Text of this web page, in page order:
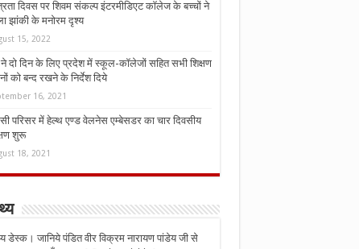
दिवस पर शिवम संकल्प इंटरमीडिएट कॉलेज के बच्चों ने
झांकी के मनोरम दृश्य
15, 2022
दो दिन के लिए प्रदेश में स्कूल-कॉलेजों सहित सभी शिक्षण
को बन्द रखने के निर्देश दिये
16, 2021
परिसर में हेल्थ एण्ड वेलनेस एम्बेसडर का चार दिवसीय
शुरू
18, 2021
डेस्क। जानिये पंडित वीर विक्रम नारायण पांडेय जी से